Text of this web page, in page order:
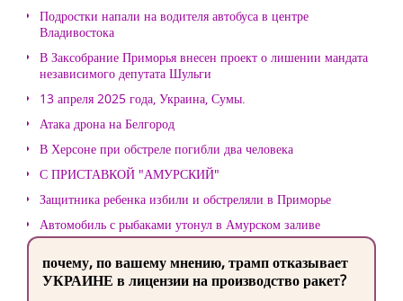
Подростки напали на водителя автобуса в центре
Владивостока
В Заксобрание Приморья внесен проект о лишении мандата
независимого депутата Шульги
13 апреля 2025 года, Украина, Сумы.
Атака дрона на Белгород
В Херсоне при обстреле погибли два человека
С ПРИСТАВКОЙ "АМУРСКИЙ"
Защитника ребенка избили и обстреляли в Приморье
Автомобиль с рыбаками утонул в Амурском заливе
почему, по вашему мнению, трамп отказывает
УКРАИНЕ в лицензии на производство ракет?